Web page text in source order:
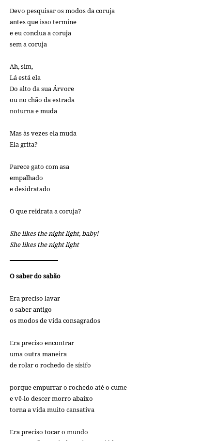
Devo pesquisar os modos da coruja
antes que isso termine
e eu conclua a coruja
sem a coruja
Ah, sim,
Lá está ela
Do alto da sua Árvore
ou no chão da estrada
noturna e muda
Mas às vezes ela muda
Ela grita?
Parece gato com asa
empalhado
e desidratado
O que reidrata a coruja?
She likes the night light, baby!
She likes the night light
O saber do sabão
Era preciso lavar
o saber antigo
os modos de vida consagrados
Era preciso encontrar
uma outra maneira
de rolar o rochedo de sísifo
porque empurrar o rochedo até o cume
e vê-lo descer morro abaixo
torna a vida muito cansativa
Era preciso tocar o mundo